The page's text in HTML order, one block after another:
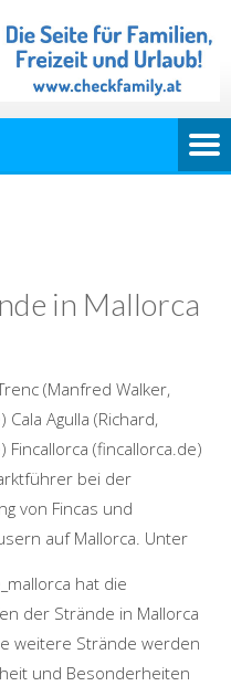
in Mallorca
(Manfred Walker,
Cala Agulla (Richard,
Fincallorca (fincallorca.de)
bei der
von Fincas und
auf Mallorca. Unter
hat die
der Strände in Mallorca
weitere Strände werden
und Besonderheiten